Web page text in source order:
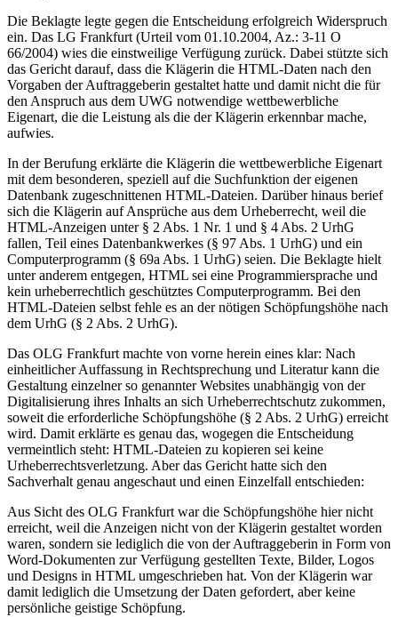
Die Beklagte legte gegen die Entscheidung erfolgreich Widerspruch
ein. Das LG Frankfurt (Urteil vom 01.10.2004, Az.: 3-11 O
66/2004) wies die einstweilige Verfügung zurück. Dabei stützte sich
das Gericht darauf, dass die Klägerin die HTML-Daten nach den
Vorgaben der Auftraggeberin gestaltet hatte und damit nicht die für
den Anspruch aus dem UWG notwendige wettbewerbliche
Eigenart, die die Leistung als die der Klägerin erkennbar mache,
aufwies.
In der Berufung erklärte die Klägerin die wettbewerbliche Eigenart
mit dem besonderen, speziell auf die Suchfunktion der eigenen
Datenbank zugeschnittenen HTML-Dateien. Darüber hinaus berief
sich die Klägerin auf Ansprüche aus dem Urheberrecht, weil die
HTML-Anzeigen unter § 2 Abs. 1 Nr. 1 und § 4 Abs. 2 UrhG
fallen, Teil eines Datenbankwerkes (§ 97 Abs. 1 UrhG) und ein
Computerprogramm (§ 69a Abs. 1 UrhG) seien. Die Beklagte hielt
unter anderem entgegen, HTML sei eine Programmiersprache und
kein urheberrechtlich geschütztes Computerprogramm. Bei den
HTML-Dateien selbst fehle es an der nötigen Schöpfungshöhe nach
dem UrhG (§ 2 Abs. 2 UrhG).
Das OLG Frankfurt machte von vorne herein eines klar: Nach
einheitlicher Auffassung in Rechtsprechung und Literatur kann die
Gestaltung einzelner so genannter Websites unabhängig von der
Digitalisierung ihres Inhalts an sich Urheberrechtschutz zukommen,
soweit die erforderliche Schöpfungshöhe (§ 2 Abs. 2 UrhG) erreicht
wird. Damit erklärte es genau das, wogegen die Entscheidung
vermeintlich steht: HTML-Dateien zu kopieren sei keine
Urheberrechtsverletzung. Aber das Gericht hatte sich den
Sachverhalt genau angeschaut und einen Einzelfall entschieden:
Aus Sicht des OLG Frankfurt war die Schöpfungshöhe hier nicht
erreicht, weil die Anzeigen nicht von der Klägerin gestaltet worden
waren, sondern sie lediglich die von der Auftraggeberin in Form von
Word-Dokumenten zur Verfügung gestellten Texte, Bilder, Logos
und Designs in HTML umgeschrieben hat. Von der Klägerin war
damit lediglich die Umsetzung der Daten gefordert, aber keine
persönliche geistige Schöpfung.